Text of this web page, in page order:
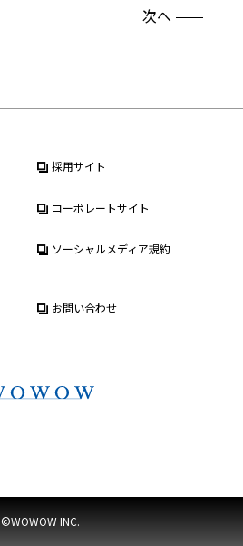
次へ
採用サイト
コーポレートサイト
ソーシャルメディア規約
お問い合わせ
©WOWOW INC.